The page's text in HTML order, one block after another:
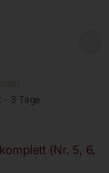
- 3 Tage
(Nr. 5, 6,